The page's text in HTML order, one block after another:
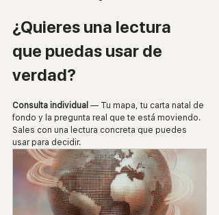
¿Quieres una lectura
que puedas usar de
verdad?
Consulta individual — Tu mapa, tu carta natal de
fondo y la pregunta real que te está moviendo.
Sales con una lectura concreta que puedes
usar para decidir.